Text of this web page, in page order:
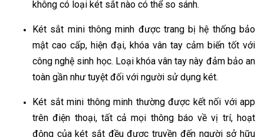
không có loại két sắt nào có thể so sánh.
Két sắt mini thông minh được trang bị hệ thống bảo
mật cao cấp, hiện đại, khóa vân tay cảm biến tốt với
công nghệ sinh học. Loại khóa vân tay này đảm bảo an
toàn gần như tuyệt đối với người sử dụng két.
Két sắt mini thông minh thường được kết nối với app
trên điện thoại, tất cả mọi thông báo về vị trí, hoạt
động của két sắt đều được truyền đến người sở hữu